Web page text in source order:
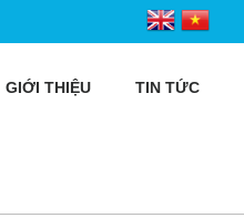
GIỚI THIỆU TIN TỨC